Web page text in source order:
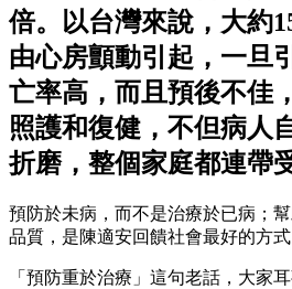
倍。以台灣來說，大約
由心房顫動引起，一旦
亡率高，而且預後不佳
照護和復健，不但病人
折磨，整個家庭都連帶
預防於未病，而不是治療於已病；
品質，是陳適安回饋社會最好的方式
「預防重於治療」這句老話，大家